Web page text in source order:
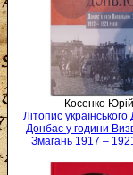
Косенко Юрій
Літопис
Донбас у години
Змагань 1917 –